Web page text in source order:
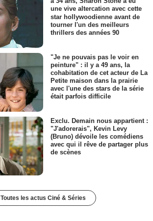
une vive altercation avec cette
star hollywoodienne avant de
tourner l'un des meilleurs
thrillers des années 90
"Je ne pouvais pas le voir en
peinture" : il y a 49 ans, la
cohabitation de cet acteur de La
Petite maison dans la prairie
avec l'une des stars de la série
était parfois difficile
Exclu. Demain nous appartient :
"J'adorerais", Kevin Levy
(Bruno) dévoile les comédiens
avec qui il rêve de partager plus
de scènes
Toutes les actus Ciné & Séries